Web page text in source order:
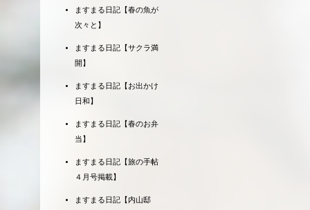
ますまる日記【春の魚が
次々と】
ますまる日記【サクラ満
開】
ますまる日記【お出かけ
日和】
ますまる日記【春のお弁
当】
ますまる日記【旅の手帖
４月号掲載】
ますまる日記【内山邸